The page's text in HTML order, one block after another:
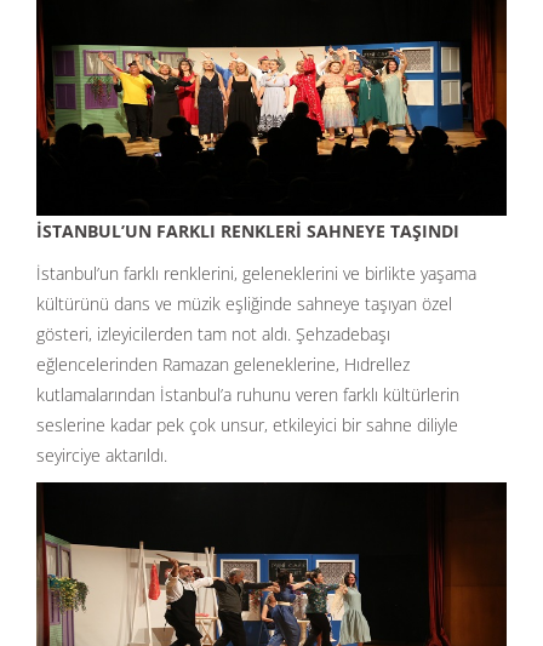
İSTANBUL’UN FARKLI RENKLERİ SAHNEYE TAŞINDI
İstanbul’un farklı renklerini, geleneklerini ve birlikte yaşama
kültürünü dans ve müzik eşliğinde sahneye taşıyan özel
gösteri, izleyicilerden tam not aldı. Şehzadebaşı
eğlencelerinden Ramazan geleneklerine, Hıdrellez
kutlamalarından İstanbul’a ruhunu veren farklı kültürlerin
seslerine kadar pek çok unsur, etkileyici bir sahne diliyle
seyirciye aktarıldı.